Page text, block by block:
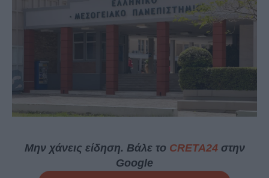
Μην χάνεις είδηση. Βάλε το CRETA24στην
Google